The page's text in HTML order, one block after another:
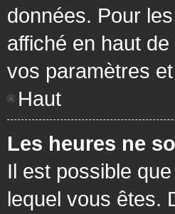
données. Pour
affiché en haut
vos paramètres
Haut
Les heures ne
Il est possible
lequel vous êtes.